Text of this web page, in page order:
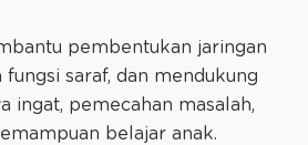
pembentukan jaringan
saraf, dan mendukung
ingat, pemecahan masalah,
belajar anak.